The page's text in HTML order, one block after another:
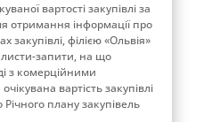
вартості закупівлі за
отримання інформації про
закупівлі, філією «Ольвія»
запити, на що
з комерційними
вартість закупівлі
плану закупівель